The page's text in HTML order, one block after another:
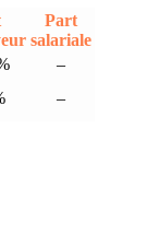
Part
salariale
–
–